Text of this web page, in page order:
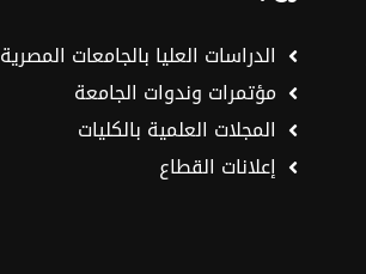
الدراسات العليا بالجامعات المصرية
مؤتمرات وندوات الجامعة
المجلات العلمية بالكليات
إعلانات القطاع